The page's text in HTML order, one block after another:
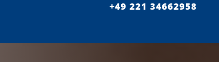
+49 221 34662958